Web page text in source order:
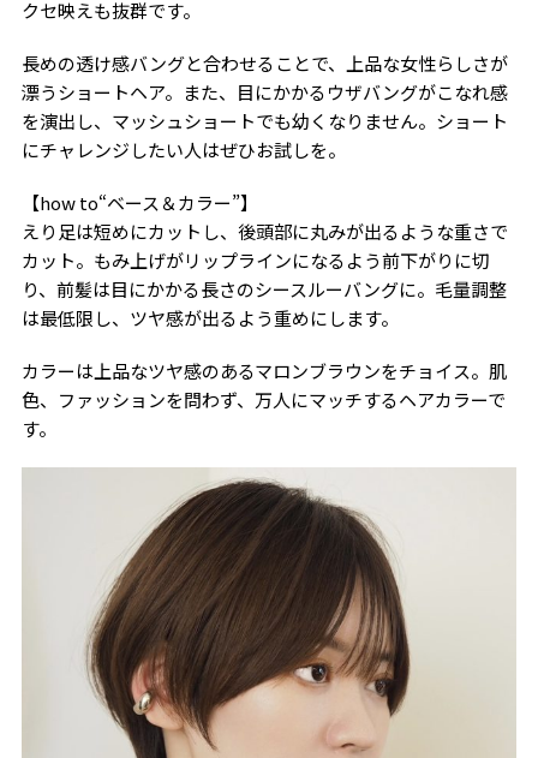
クセ映えも抜群です。
長めの透け感バングと合わせることで、上品な女性らしさが
漂うショートヘア。また、目にかかるウザバングがこなれ感
を演出し、マッシュショートでも幼くなりません。ショート
にチャレンジしたい人はぜひお試しを。
【how to“ベース＆カラー”】
えり足は短めにカットし、後頭部に丸みが出るような重さで
カット。もみ上げがリップラインになるよう前下がりに切
り、前髪は目にかかる長さのシースルーバングに。毛量調整
は最低限し、ツヤ感が出るよう重めにします。
カラーは上品なツヤ感のあるマロンブラウンをチョイス。肌
色、ファッションを問わず、万人にマッチするヘアカラーで
す。